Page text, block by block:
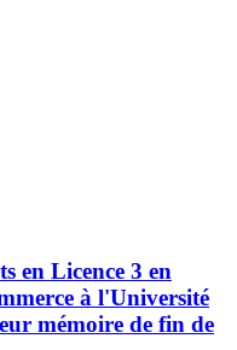
en Licence 3 en
à l'Université
mémoire de fin de